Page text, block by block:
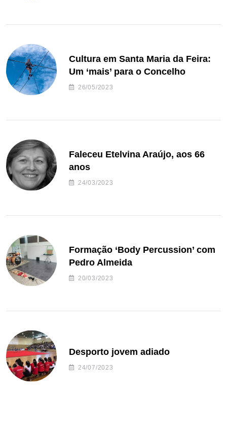
Cultura em Santa Maria da Feira:
Um ‘mais’ para o Concelho
26/05/2023
Faleceu Etelvina Araújo, aos 66
anos
24/03/2023
Formação ‘Body Percussion’ com
Pedro Almeida
20/03/2023
Desporto jovem adiado
24/07/2023